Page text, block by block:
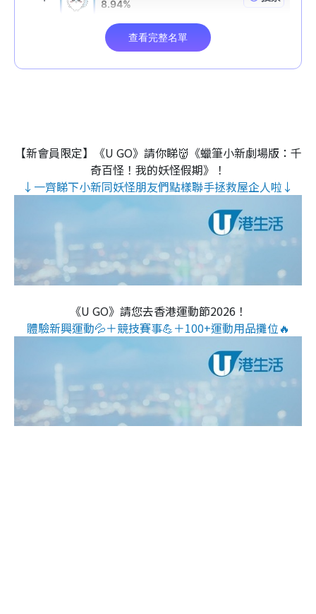
【新會員限定】《U GO》請你睇👹《蠟筆小新劇場版：千
奇百怪！我的妖怪假期》！
↓一齊睇下小新同妖怪朋友們點樣聯手拯救屋企人啦↓
《U GO》請您去香港運動節2026！
體驗新興運動💦＋競技賽事💪＋100+運動用品攤位🔥